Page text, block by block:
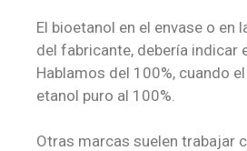
El bioetanol en el envase o en
del fabricante, debería indicar
Hablamos del 100%, cuando
etanol puro al 100%.
Otras marcas suelen trabajar